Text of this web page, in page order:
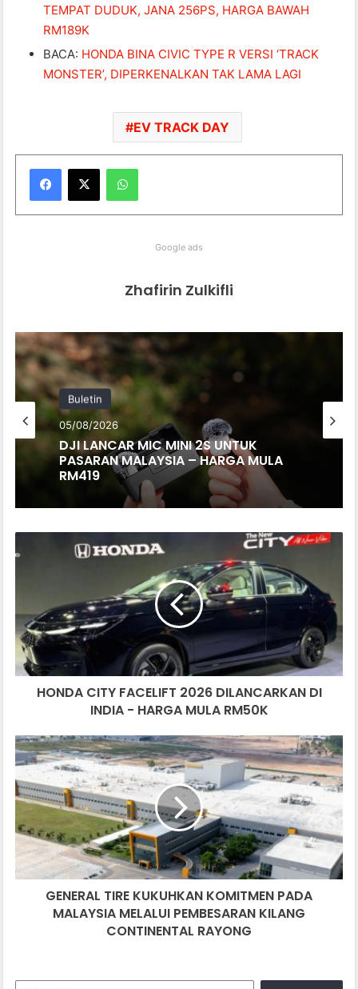
TEMPAT DUDUK, JANA 256PS, HARGA BAWAH
RM189K
BACA: HONDA BINA CIVIC TYPE R VERSI ‘TRACK
MONSTER’, DIPERKENALKAN TAK LAMA LAGI
EV TRACK DAY
WhatsApp
Google ads
Zhafirin Zulkifli
Buletin
05/08/2026
DJI LANCAR MIC MINI 2S UNTUK
PASARAN MALAYSIA – HARGA MULA
RM419
CITY
DILANCARKAN
INDIA
HARGA
MULAHONDA CITY FACELIFT 2026 DILANCARKAN DI
INDIA - HARGA MULA RM50K
GENERAL
TIRE
KUKUHKAN
KOMITMEN
PADA
MALAYSIA
MELALUI
PEMBESARAN
KILANG
CONTINENTAL
RAYONG
GENERAL TIRE KUKUHKAN KOMITMEN PADA
MALAYSIA MELALUI PEMBESARAN KILANG
CONTINENTAL RAYONG